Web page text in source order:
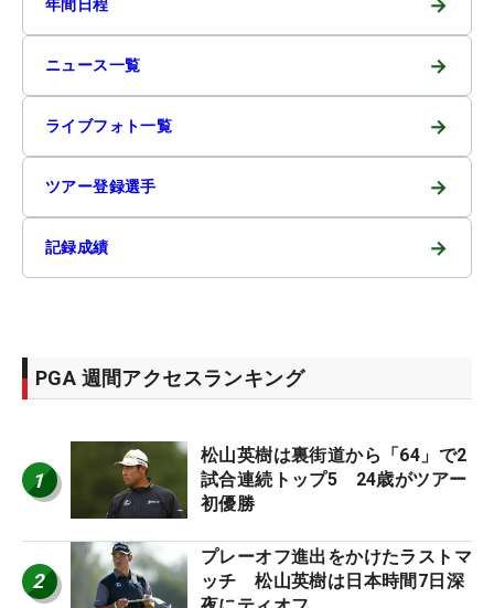
年間日程 →
ニュース一覧 →
ライブフォト一覧 →
ツアー登録選手 →
記録成績 →
PGA 週間アクセスランキング
1
松山英樹は裏街道から「64」で2
試合連続トップ5 24歳がツアー
初優勝
2
プレーオフ進出をかけたラストマ
ッチ 松山英樹は日本時間7日深